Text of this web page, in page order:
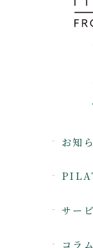
お知
サー
コラム